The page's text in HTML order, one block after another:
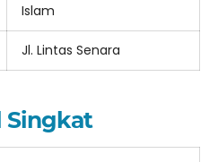
Islam
Jl. Lintas Senara
Singkat